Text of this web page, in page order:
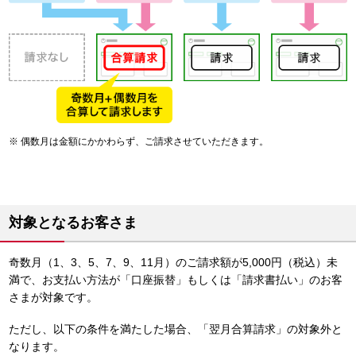
偶数月は金額にかかわらず、ご請求させていただきます。
対象となるお客さま
奇数月（1、3、5、7、9、11月）のご請求額が5,000円（税込）未
満で、お支払い方法が「口座振替」もしくは「請求書払い」のお客
さまが対象です。
ただし、以下の条件を満たした場合、「翌月合算請求」の対象外と
なります。